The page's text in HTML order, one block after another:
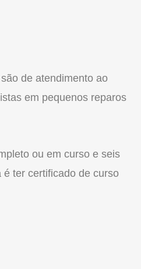
de atendimento ao
em pequenos reparos
ou em curso e seis
ter certificado de curso